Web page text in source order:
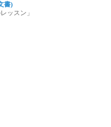
書)
ッスン」